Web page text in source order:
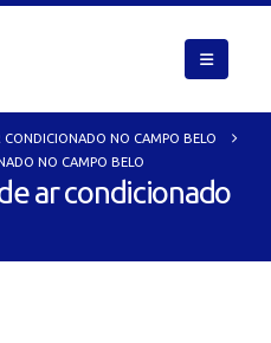
CONDICIONADO NO CAMPO BELO
NO CAMPO BELO
ar condicionado